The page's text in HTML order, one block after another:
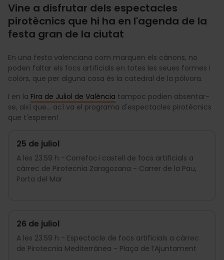
Vine a disfrutar dels espectacles
pirotècnics que hi ha en l'agenda de la
festa gran de la ciutat
En una festa valenciana com marquen els cànons, no
poden faltar els focs artificials en totes les seues formes i
colors, que per alguna cosa és la catedral de la pólvora.
I en la Fira de Juliol de València tampoc podien absentar-
se, així que… ací va el programa d'espectacles pirotècnics
que t'esperen!
25 de juliol
A les 23.59 h - Correfoc i castell de focs artificials a
càrrec de Pirotecnia Zaragozana - Carrer de la Pau,
Porta del Mar
26 de juliol
A les 23.59 h - Espectacle de focs artificials a càrrec
de Pirotecnia Mediterránea - Plaça de l’Ajuntament